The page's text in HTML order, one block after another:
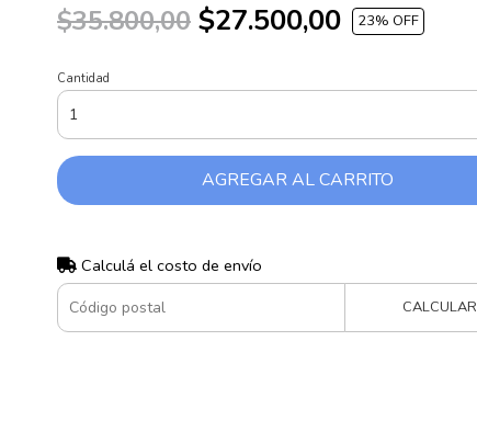
$35.800,00 $27.500,00 23% OFF
Cantidad
AGREGAR AL CARRITO
Calculá el costo de envío
CALCULAR